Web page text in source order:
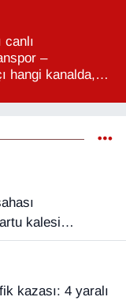
canlı
–
hangi kanalda,
kalesi
kazası: 4 yaralı